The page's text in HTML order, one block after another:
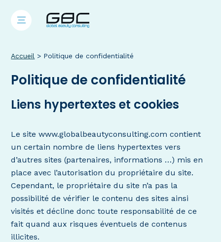
Accueil > Politique de confidentialité
Politique de confidentialité
Liens hypertextes et cookies
Le site www.globalbeautyconsulting.com contient
un certain nombre de liens hypertextes vers
d’autres sites (partenaires, informations …) mis en
place avec l’autorisation du propriétaire du site.
Cependant, le propriétaire du site n’a pas la
possibilité de vérifier le contenu des sites ainsi
visités et décline donc toute responsabilité de ce
fait quand aux risques éventuels de contenus
illicites.